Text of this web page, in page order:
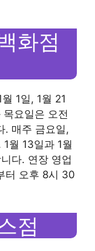
화점
1일, 1월 21
요일은 오전
. 매주 금요일,
월 13일과 1월
다. 연장 영업
터 오후 8시 30
점